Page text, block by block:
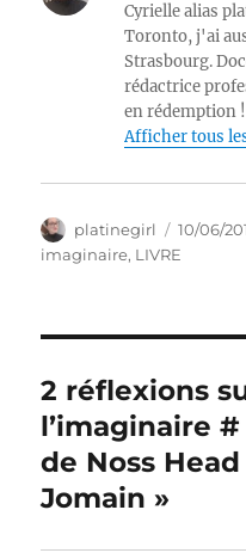
Cyrielle alias
Toronto, j'ai
Strasbourg.
rédactrice
en rédemption !
Afficher tous
Auteur
platinegirl
Publié
le
10/06/
imaginaire, LIVRE
2 réflexions
l’imaginaire
de Noss Head
Jomain »